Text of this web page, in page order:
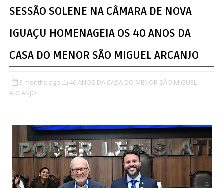
SESSÃO SOLENE NA CÂMARA DE NOVA
IGUAÇU HOMENAGEIA OS 40 ANOS DA
CASA DO MENOR SÃO MIGUEL ARCANJO
3 months ago
40 ANOS DA CASA DO MENOR SÃO MIGUEL
ARCANJO,